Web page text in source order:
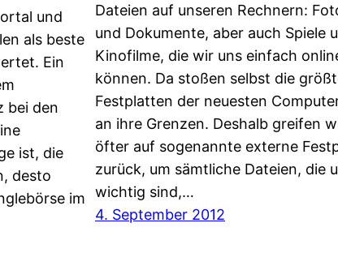
und
als beste
Ein
bei den
ist, die
desto
im
Dateien auf unseren Rechnern:
und Dokumente, aber auch Spiele
Kinofilme, die wir uns einfach
können. Da stoßen selbst die
Festplatten der neuesten
an ihre Grenzen. Deshalb greifen
öfter auf sogenannte externe
zurück, um sämtliche Dateien, die
wichtig sind,…
4. September 2012